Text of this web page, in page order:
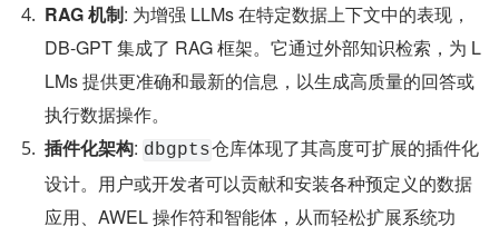
RAG 机制: 为增强 LLMs 在特定数据上下文中的表现，
DB-GPT 集成了 RAG 框架。它通过外部知识检索，为 L
LMs 提供更准确和最新的信息，以生成高质量的回答或
执行数据操作。
插件化架构: dbgpts仓库体现了其高度可扩展的插件化
设计。用户或开发者可以贡献和安装各种预定义的数据
应用、AWEL 操作符和智能体，从而轻松扩展系统功